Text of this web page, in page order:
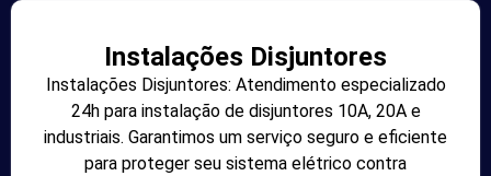
Instalações Disjuntores
Instalações Disjuntores: Atendimento especializado
24h para instalação de disjuntores 10A, 20A e
industriais. Garantimos um serviço seguro e eficiente
para proteger seu sistema elétrico contra